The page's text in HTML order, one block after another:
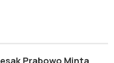
Prabowo Minta